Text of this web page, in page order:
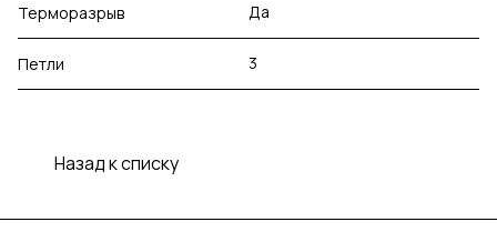
Терморазрыв Да
Петли 3
Назад к списку